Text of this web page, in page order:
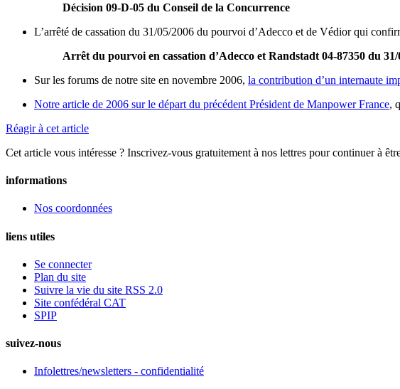
Décision 09-D-05 du Conseil de la Concurrence
L’arrêté de cassation du 31/05/2006 du pourvoi d’Adecco et de Védior qui
Arrêt du pourvoi en cassation d’Adecco et Randstadt 04-87350 du 31/
Sur les forums de notre site en novembre 2006, la contribution d’un internaute
Notre article de 2006 sur le départ du précédent Président de Manpower France,
Réagir à cet article
Cet article vous intéresse ? Inscrivez-vous gratuitement à nos lettres pour continuer à
informations
Nos coordonnées
liens utiles
Se connecter
Plan du site
Suivre la vie du site RSS 2.0
Site confédéral CAT
SPIP
suivez-nous
Infolettres/newsletters - confidentialité